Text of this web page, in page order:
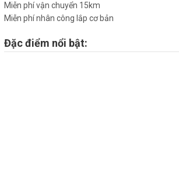
Miễn phí vận chuyển 15km
Miễn phí nhân công lắp cơ bản
Đặc điểm nổi bật: